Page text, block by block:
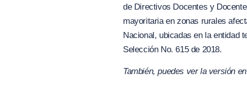
de Directivos Docentes y
mayoritaria en zonas rurales
Nacional, ubicadas en la entidad
Selección No. 615 de 2018.
También, puedes ver la versión